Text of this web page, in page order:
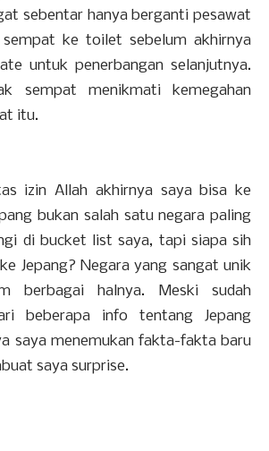
sebentar hanya berganti pesawat
sempat ke toilet sebelum akhirnya
untuk penerbangan selanjutnya.
sempat menikmati kemegahan
itu.
izin Allah akhirnya saya bisa ke
bukan salah satu negara paling
di bucket list saya, tapi siapa sih
Jepang? Negara yang sangat unik
berbagai halnya. Meski sudah
beberapa info tentang Jepang
saya menemukan fakta-fakta baru
saya surprise.